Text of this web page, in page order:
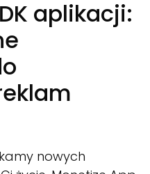
aplikacji:
nowych